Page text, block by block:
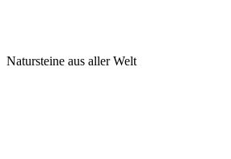
Natursteine aus aller Welt